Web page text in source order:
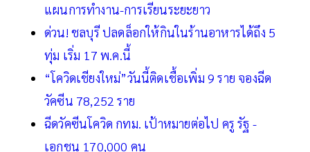
แผนการทำงาน-การเรียนระยะยาว
ด่วน! ชลบุรี ปลดล็อกให้กินในร้านอาหารได้ถึง 5
ทุ่ม เริ่ม 17 พ.ค.นี้
“โควิดเชียงใหม่”วันนี้ติดเชื้อเพิ่ม 9 ราย จองฉีด
วัคซีน 78,252 ราย
ฉีดวัคซีนโควิด กทม. เป้าหมายต่อไป ครู รัฐ -
เอกชน 170,000 คน